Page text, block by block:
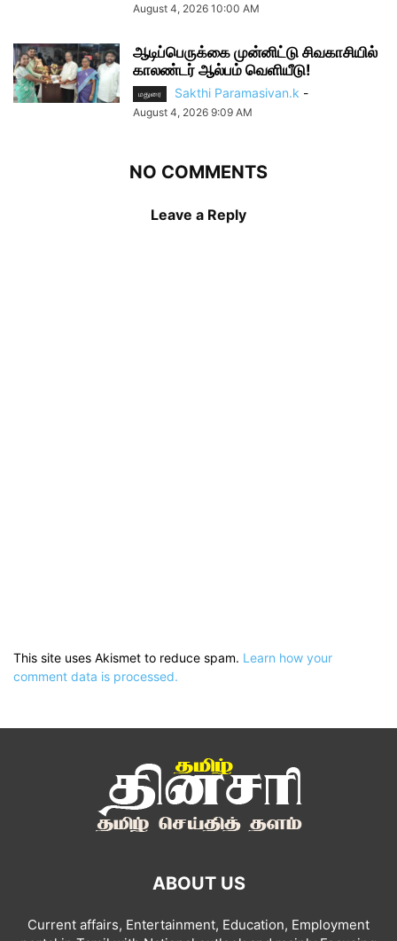
August 4, 2026 10:00 AM
ஆடிப்பெருக்கை முன்னிட்டு சிவகாசியில்
காலண்டர் ஆல்பம் வெளியீடு!
மதுரை Sakthi Paramasivan.k -
August 4, 2026 9:09 AM
NO COMMENTS
Leave a Reply
This site uses Akismet to reduce spam. Learn how your
comment data is processed.
ABOUT US
Current affairs, Entertainment, Education, Employment